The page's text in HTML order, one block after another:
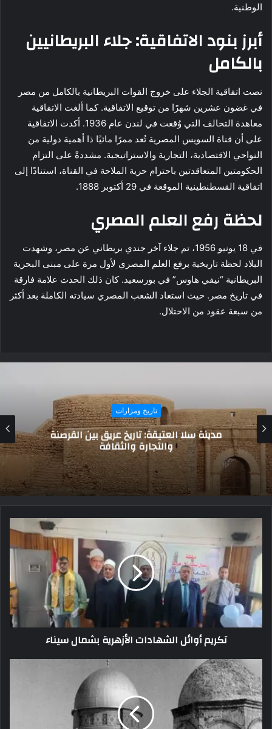
الوطنية.
أبرز بنود الاتفاقية: جلاء البريطانيين
بالكامل
نصت اتفاقية الجلاء على خروج القوات البريطانية بالكامل من مصر
في غضون عشرين شهرًا من توقيع الاتفاقية. كما ألغت الاتفاقية
معاهدة التحالف التي وُقعت في لندن عام 1936. أكدت الاتفاقية
على أن قناة السويس المصرية تُعد ممرًا مائيًا ذا أهمية دولية من
النواحي الاقتصادية، التجارية والاستراتيجية. مشددةً على التزام
الحكومتين المتعاقدتين باحترام حرية الملاحة في القناة، استنادًا إلى
اتفاقية القسطنطينية الموقعة في 29 أكتوبر 1888.
لحظة رفع العلم المصري
في 18 يونيو 1956، تم جلاء آخر جندي بريطاني عن مصر، وشهدت
البلاد لحظة تاريخية برفع العلم المصري لأول مرة على مبنى البحرية
البريطانية “نيفي هاوس” في بورسعيد. كان ذلك الحدث علامة فارقة
في تاريخ مصر. حيث استعاد الشعب المصري سيادته الكاملة بعد أكثر
من سبعة عقود من الاحتلال.
تاريخ ومزارات
حصن الكمازرة: شاهد على التاريخ العماني وإرث
الحضارات البحرية
تكريم أوائل الشهادات الأزهرية بشمال سيناء